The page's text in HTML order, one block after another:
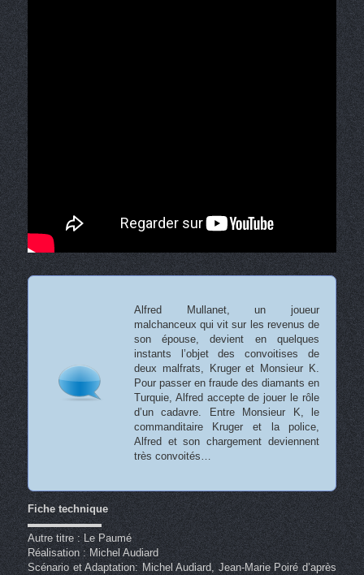
Alfred Mullanet, un joueur
malchanceux qui vit sur les revenus de
son épouse, devient en quelques
instants l’objet des convoitises de
deux malfrats, Kruger et Monsieur K.
Pour passer en fraude des diamants en
Turquie, Alfred accepte de jouer le rôle
d’un cadavre. Entre Monsieur K, le
commanditaire Kruger et la police,
Alfred et son chargement deviennent
très convoités…
Fiche technique
▬▬▬▬▬▬▬
Autre titre : Le Paumé
Réalisation : Michel Audiard
Scénario et Adaptation: Michel Audiard, Jean-Marie Poiré d’après